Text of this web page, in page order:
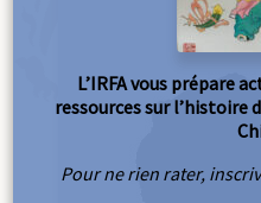
L’IRFA vous prépare
ressources sur l’histoire
Pour ne rien rater,